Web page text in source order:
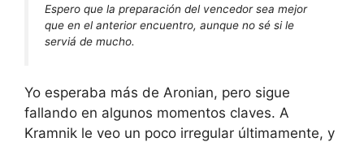
Espero que la preparación del vencedor sea mejor
que en el anterior encuentro, aunque no sé si le
serviá de mucho.
Yo esperaba más de Aronian, pero sigue
fallando en algunos momentos claves. A
Kramnik le veo un poco irregular últimamente, y